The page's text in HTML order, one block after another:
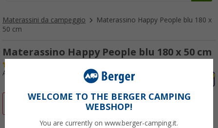
Materassini da campeggio
Materassino Happy People blu 180 x
50 cm
Materassino Happy People blu 180 x 50 cm
Articolo n: 501990
WELCOME TO THE BERGER CAMPING
WEBSHOP!
You are currently on www.berger-camping.it.